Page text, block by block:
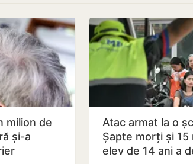
milion de
și-a
Atac armat la o
Șapte morți și 15
elev de 14 ani a